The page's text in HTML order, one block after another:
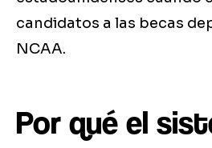
candidatos a las becas
NCAA.
Por qué el